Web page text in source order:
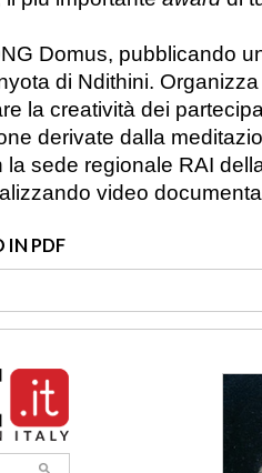
Domus, pubblicando
di Ndithini.
la creatività dei
derivate dalla
sede regionale RAI
video
IN PDF